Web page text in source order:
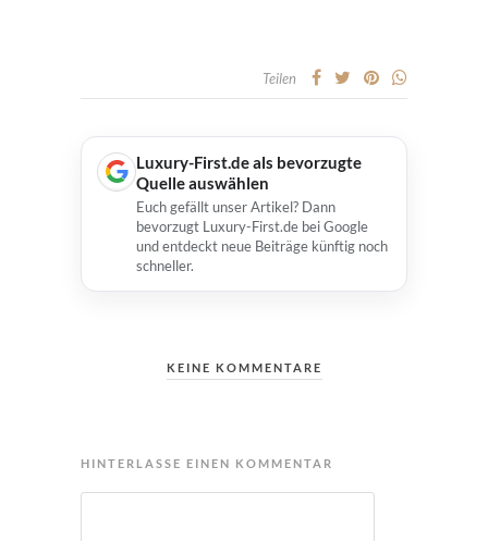
Teilen
Luxury-First.de als bevorzugte
Quelle auswählen
Euch gefällt unser Artikel? Dann
bevorzugt Luxury-First.de bei Google
und entdeckt neue Beiträge künftig noch
schneller.
KEINE KOMMENTARE
HINTERLASSE EINEN KOMMENTAR